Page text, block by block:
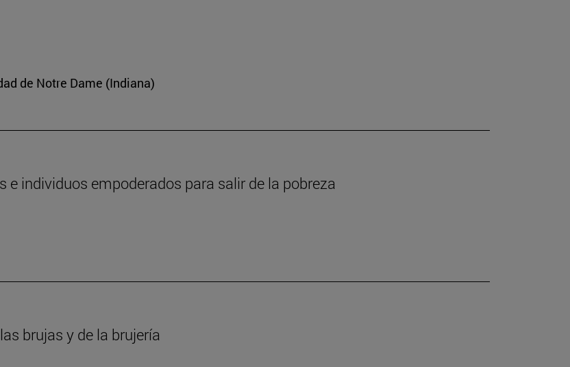
de Notre Dame (Indiana)
individuos empoderados para salir de la pobreza
brujas y de la brujería